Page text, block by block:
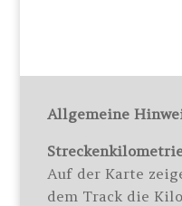
Allgemeine
Auf der Karte
dem Track die